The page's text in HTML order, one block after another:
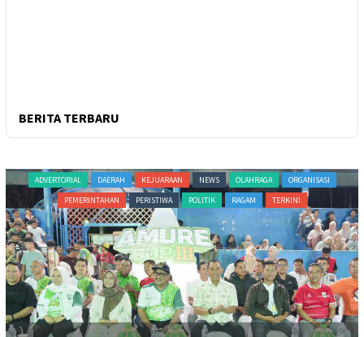
BERITA TERBARU
ADVERTORIAL DAERAH KEJUARAAN NEWS OLAHRAGA
ORGANISASI
PEMERINTAHAN
PERISTIWA POLITIK RAGAM TERKINI